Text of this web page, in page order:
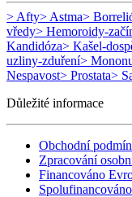
> Afty> Astma>
vředy> Hemoroidy-
Kandidóza> Kašel-
uzliny-zduření>
Nespavost> Prostata>
Důležité informace
Obchodní
Zpracování
Financováno